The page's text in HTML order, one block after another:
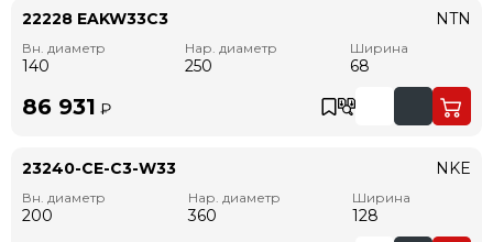
22228 EAKW33C3
Вн. диаметр
140
Нар. диаметр
250
Ширина
68
NTN
86 931 ₽
23240-CE-C3-W33
Вн. диаметр
200
Нар. диаметр
360
Ширина
128
NKE